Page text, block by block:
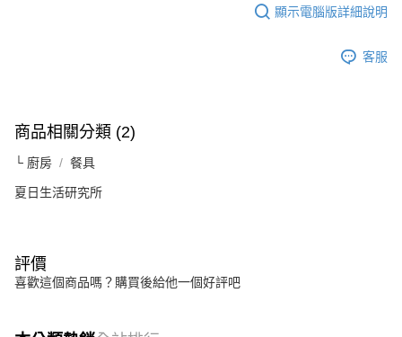
顯示電腦版詳細說明
客服
商品相關分類 (2)
└ 廚房 餐具
夏日生活研究所
評價
喜歡這個商品嗎？購買後給他一個好評吧